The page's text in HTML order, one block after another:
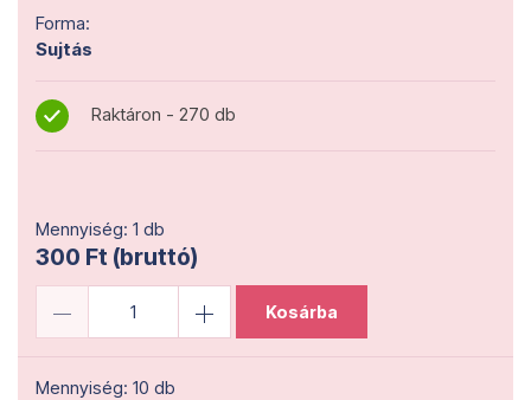
Forma:
Sujtás
Raktáron - 270 db
Mennyiség: 1 db
300 Ft (bruttó)
Kosárba
Mennyiség: 10 db